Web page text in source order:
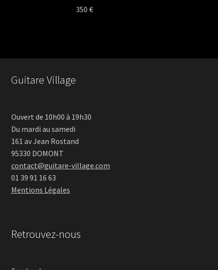
350€
Guitare Village
Ouvert de 10h00 à 19h30
Du mardi au samedi
161 av Jean Rostand
95330 DOMONT
contact@guitare-village.com
01 39 91 16 63
Mentions Légales
Retrouvez-nous